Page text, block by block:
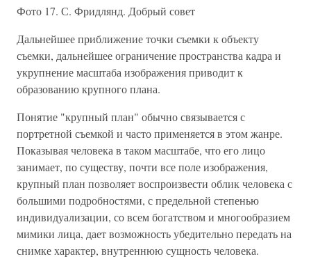
Фото 17. С. Фридлянд. Добрый совет
Дальнейшее приближение точки съемки к объекту
съемки, дальнейшее ограничение пространства кадра и
укрупнение масштаба изображения приводит к
образованию крупного плана.
Понятие "крупный план" обычно связывается с
портретной съемкой и часто применяется в этом жанре.
Показывая человека в таком масштабе, что его лицо
занимает, по существу, почти все поле изображения,
крупный план позволяет воспроизвести облик человека с
большими подробностями, с предельной степенью
индивидуализации, со всем богатством и многообразием
мимики лица, дает возможность убедительно передать на
снимке характер, внутреннюю сущность человека.